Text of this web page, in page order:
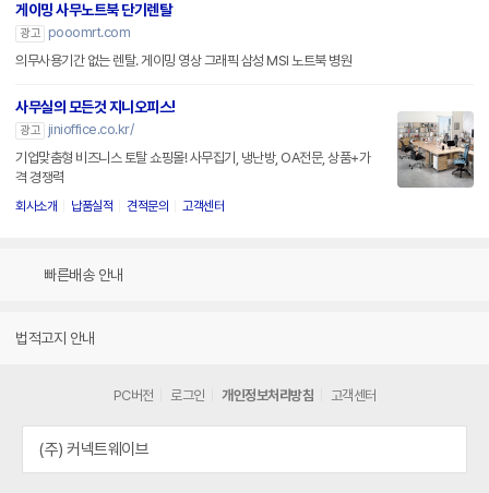
게이밍 사무노트북 단기렌탈
광고
pooomrt.com
의무사용기간 없는 렌탈. 게이밍 영상 그래픽 삼성 MSI 노트북 병원
사무실의 모든것 지니오피스!
광고
jinioffice.co.kr/
기업맞춤형 비즈니스 토탈 쇼핑몰! 사무집기, 냉난방, OA전문, 상품+가
격 경쟁력
회사소개 납품실적 견적문의 고객센터
빠른배송 안내
법적고지 안내
PC버전 로그인 개인정보처리방침 고객센터
(주) 커넥트웨이브